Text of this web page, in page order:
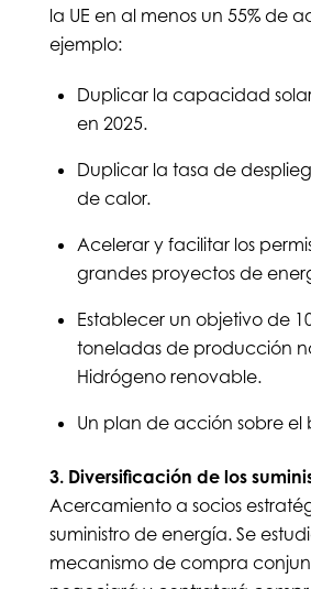
la UE en al menos un 55% de
ejemplo:
Duplicar la capacidad
en 2025.
Duplicar la tasa de
de calor.
Acelerar y facilitar los
grandes proyectos de
Establecer un objetivo de
toneladas de producción
Hidrógeno renovable.
Un plan de acción sobre el
3. Diversificación de los
Acercamiento a socios
suministro de energía. Se
mecanismo de compra